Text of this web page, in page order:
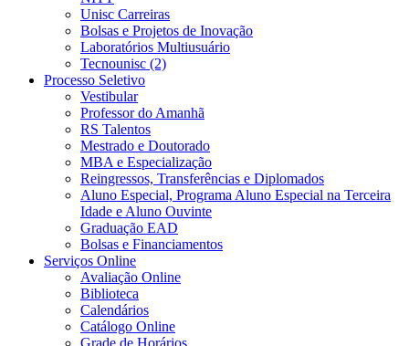
Unisc Carreiras
Bolsas e Projetos de Inovação
Laboratórios Multiusuário
Tecnounisc (2)
Processo Seletivo
Vestibular
Professor do Amanhã
RS Talentos
Mestrado e Doutorado
MBA e Especialização
Reingressos, Transferências e Diplomados
Aluno Especial, Programa Aluno Especial na Terceira
Idade e Aluno Ouvinte
Graduação EAD
Bolsas e Financiamentos
Serviços Online
Avaliação Online
Biblioteca
Calendários
Catálogo Online
Grade de Horários